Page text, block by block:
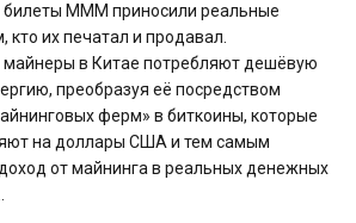
билеты МММ приносили реальные
кто их печатал и продавал.
майнеры в Китае потребляют дешёвую
преобразуя её посредством
ферм» в биткоины, которые
на доллары США и тем самым
от майнинга в реальных денежных